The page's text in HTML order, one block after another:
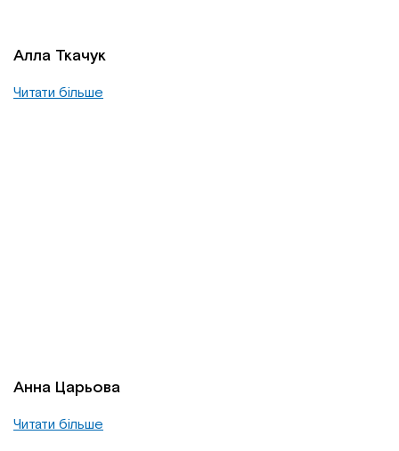
Алла Ткачук
Читати більше
Анна Царьова
Читати більше